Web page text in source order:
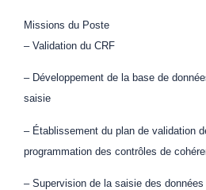
Missions du Poste
– Validation du CRF
– Développement de la base de
saisie
– Établissement du plan de validation
programmation des contrôles de
– Supervision de la saisie des données